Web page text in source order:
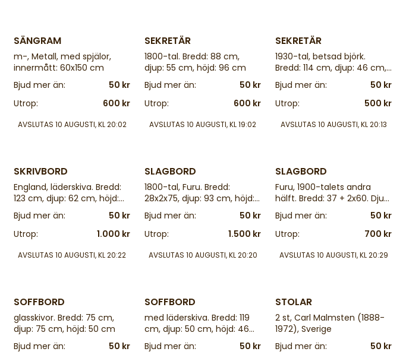
SÄNGRAM
m-, Metall, med spjälor,
innermått: 60x150 cm
Bjud mer än:
50 kr
Utrop:
600 kr
AVSLUTAS 10 AUGUSTI, KL 20:02
SEKRETÄR
1800-tal. Bredd: 88 cm,
djup: 55 cm, höjd: 96 cm
Bjud mer än:
50 kr
Utrop:
600 kr
AVSLUTAS 10 AUGUSTI, KL 19:02
SEKRETÄR
1930-tal, betsad björk.
Bredd: 114 cm, djup: 46 cm,
höjd: 114 cm, nyckel
Bjud mer än:
50 kr
Utrop:
500 kr
AVSLUTAS 10 AUGUSTI, KL 20:13
SKRIVBORD
England, läderskiva. Bredd:
123 cm, djup: 62 cm, höjd:
76 cm
Bjud mer än:
50 kr
Utrop:
1.000 kr
AVSLUTAS 10 AUGUSTI, KL 20:22
SLAGBORD
1800-tal, Furu. Bredd:
28x2x75, djup: 93 cm, höjd:
80 cm
Bjud mer än:
50 kr
Utrop:
1.500 kr
AVSLUTAS 10 AUGUSTI, KL 20:20
SLAGBORD
Furu, 1900-talets andra
hälft. Bredd: 37 + 2x60. Djup:
90 cm, höjd: 75 cm
Bjud mer än:
50 kr
Utrop:
700 kr
AVSLUTAS 10 AUGUSTI, KL 20:29
SOFFBORD
glasskivor. Bredd: 75 cm,
djup: 75 cm, höjd: 50 cm
Bjud mer än:
50 kr
SOFFBORD
med läderskiva. Bredd: 119
cm, djup: 50 cm, höjd: 46
cm
Bjud mer än:
50 kr
STOLAR
2 st, Carl Malmsten (1888-
1972), Sverige
Bjud mer än:
50 kr